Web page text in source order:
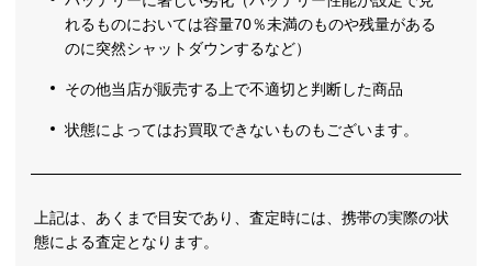
れるものにおいては容量70％未満のものや残量がある
のに突然シャットダウンするなど）
その他当店が販売する上で不適切と判断した商品
状態によってはお買取できないものもございます。
上記は、あくまで目安であり、査定時には、携帯の実際の状
態による査定となります。